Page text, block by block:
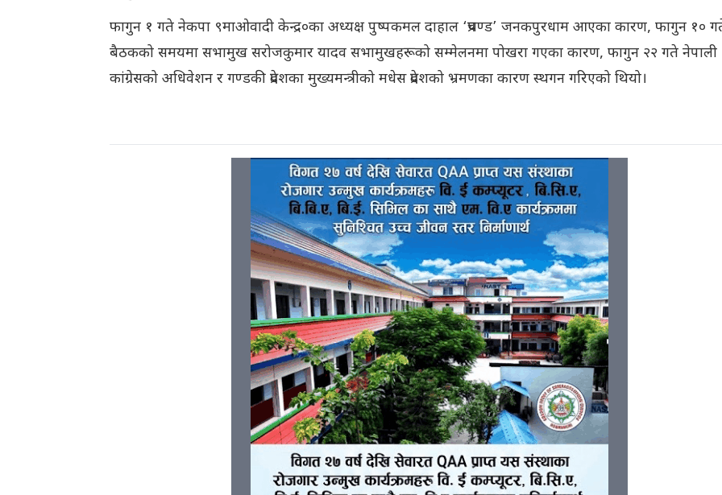
फागुन १ गते नेकपा ९माओवादी केन्द्र०का अध्यक्ष पुष्पकमल दाहाल ‘प्रचण्ड’ जनकपुरधाम आएका कारण, फागुन १०
बैठकको समयमा सभामुख सरोजकुमार यादव सभामुखहरूको सम्मेलनमा पोखरा गएका कारण, फागुन २२ गते नेपाली
कांग्रेसको अधिवेशन र गण्डकी प्रदेशका मुख्यमन्त्रीको मधेस प्रदेशको भ्रमणका कारण स्थगन गरिएको थियो।